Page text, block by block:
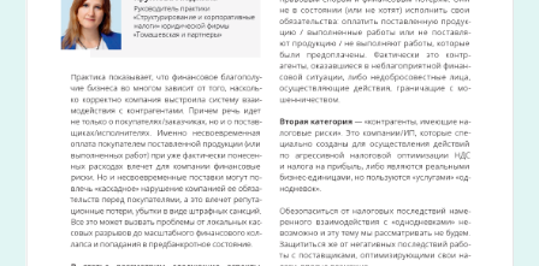
Практика показывает, что финансовое
благополучие бизнеса во многом
зависит от того, насколько корректно
компания выстроила систему
взаимодействия с контрагентами.
Причем речь идет не только о
покупателях/заказчиках, но и о
поставщиках/исполнителях. Именно
несвоевременная оплата покупателем
поставленной продукции (или
выполненных работ) при уже
фактически понесенных расходах